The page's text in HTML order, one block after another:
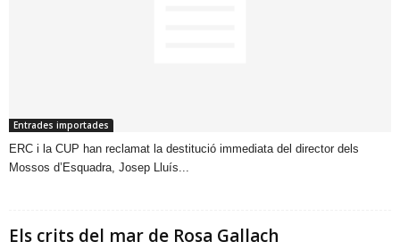
Entrades importades
​ERC i la CUP han reclamat la destitució immediata del director dels
Mossos d’Esquadra, Josep Lluís...
Els crits del mar de Rosa Gallach